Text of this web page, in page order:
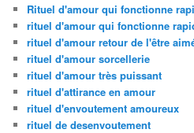
Rituel d'amour qui fonctionne
rituel d'amour qui fonctionne
rituel d'amour retour de l'être
rituel d'amour sorcellerie
rituel d'amour très puissant
rituel d'attirance en amour
rituel d'envoutement amoureux
rituel de desenvoutement